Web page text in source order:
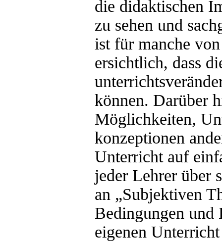
die didaktischen
zu sehen und
ist für manche
ersichtlich, dass
können. Darüber
Möglichkeiten,
konzeptionen
Unterricht auf
jeder Lehrer über
an „Subjektiven
Bedingungen und
eigenen